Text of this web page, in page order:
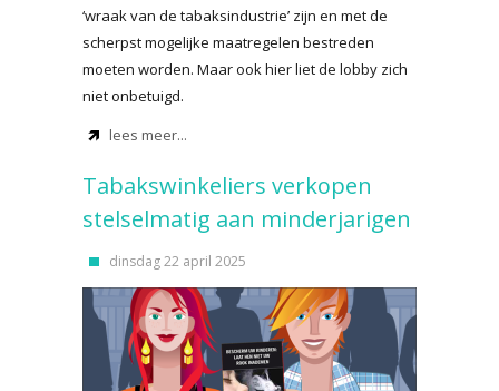
‘wraak van de tabaksindustrie’ zijn en met de
scherpst mogelijke maatregelen bestreden
moeten worden. Maar ook hier liet de lobby zich
niet onbetuigd.
lees meer...
Tabakswinkeliers verkopen
stelselmatig aan minderjarigen
dinsdag 22 april 2025